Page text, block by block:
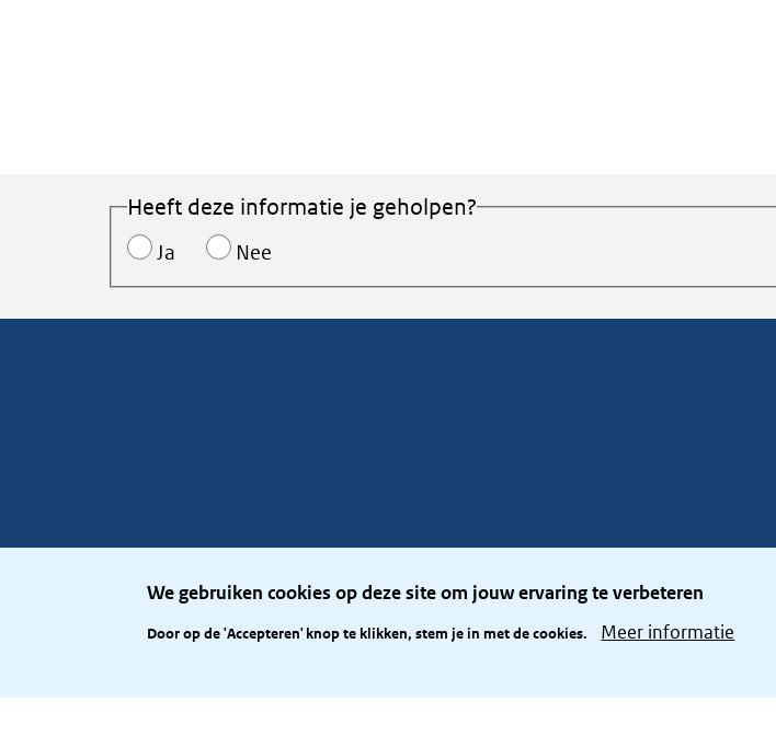
We gebruiken cookies op deze site om jouw ervaring te verbeteren
Door op de 'Accepteren' knop te klikken, stem je in met de cookies. Meer informatie
Heeft deze informatie je geholpen?
Ja Nee